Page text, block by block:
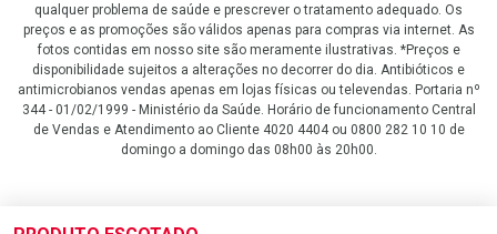
qualquer problema de saúde e prescrever o tratamento adequado. Os
preços e as promoções são válidos apenas para compras via internet. As
fotos contidas em nosso site são meramente ilustrativas. *Preços e
disponibilidade sujeitos a alterações no decorrer do dia. Antibióticos e
antimicrobianos vendas apenas em lojas físicas ou televendas. Portaria nº
344 - 01/02/1999 - Ministério da Saúde. Horário de funcionamento Central
de Vendas e Atendimento ao Cliente 4020 4404 ou 0800 282 10 10 de
domingo a domingo das 08h00 às 20h00.